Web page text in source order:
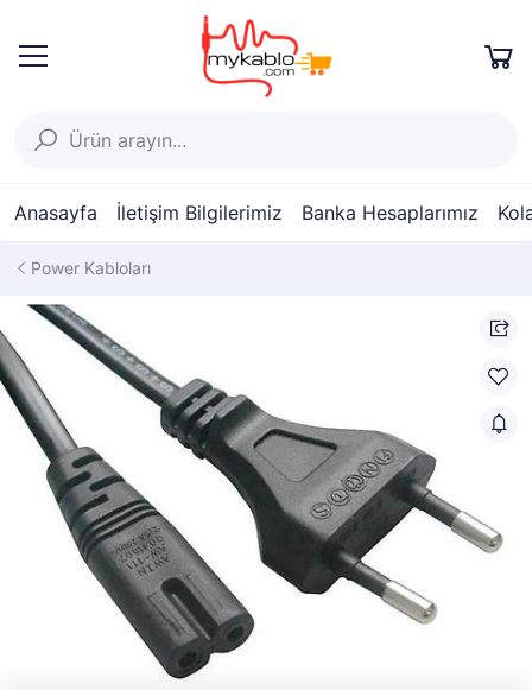
Anasayfa İletişim Bilgilerimiz Banka Hesaplarımız
Power Kabloları